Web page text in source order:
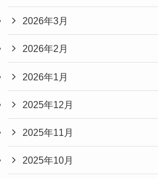
2026年3月
2026年2月
2026年1月
2025年12月
2025年11月
2025年10月